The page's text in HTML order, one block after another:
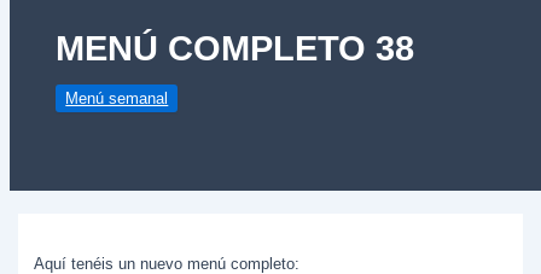
MENÚ COMPLETO 38
Menú semanal
Aquí tenéis un nuevo menú completo: